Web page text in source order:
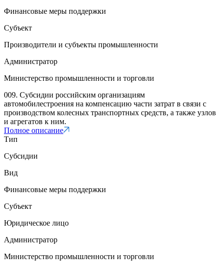
Финансовые меры поддержки
Субъект
Производители и субъекты промышленности
Администратор
Министерство промышленности и торговли
009. Субсидии российским организациям
автомобилестроения на компенсацию части затрат в связи с
производством колесных транспортных средств, а также узлов
и агрегатов к ним.
Полное описание
Тип
Субсидии
Вид
Финансовые меры поддержки
Субъект
Юридическое лицо
Администратор
Министерство промышленности и торговли